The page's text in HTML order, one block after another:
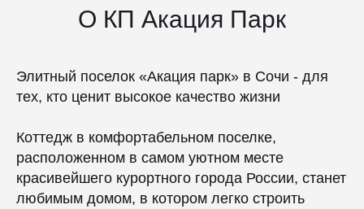
О КП Акация Парк
Элитный поселок «Акация парк» в Сочи - для
тех, кто ценит высокое качество жизни
Коттедж в комфортабельном поселке,
расположенном в самом уютном месте
красивейшего курортного города России, станет
любимым домом, в котором легко строить